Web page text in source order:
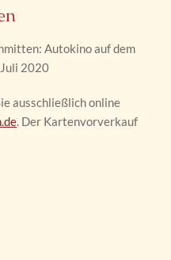
Autokino auf dem
2020
ausschließlich online
. Der Kartenvorverkauf